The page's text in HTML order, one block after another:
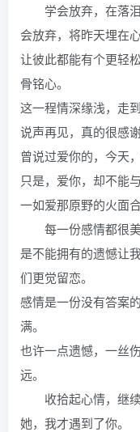
学会放弃，在落泪
会放弃，将昨天埋在
让彼此都能有个更轻
骨铭心。
这一程情深缘浅，走
说声再见，真的很感
曾说过爱你的，今天
只是，爱你，却不能
一如爱那原野的火面
每一份感情都很美
是不能拥有的遗憾让
们更觉留恋。
感情是一份没有答案
满。
也许一点遗憾，一丝
远。
收拾起心情，继续
她，我才遇到了你。